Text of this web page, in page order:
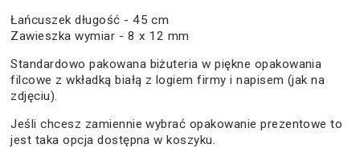
Łańcuszek długość - 45 cm
Zawieszka wymiar - 8 x 12 mm
Standardowo pakowana biżuteria w piękne opakowania
filcowe z wkładką białą z logiem firmy i napisem (jak na
zdjęciu).
Jeśli chcesz zamiennie wybrać opakowanie prezentowe to
jest taka opcja dostępna w koszyku.